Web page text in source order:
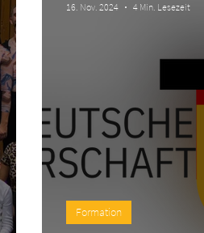
Formation
16. Nov. 2024
4 Min. Lesezeit